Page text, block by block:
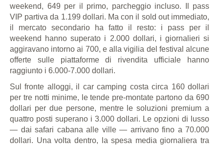
weekend, 649 per il primo, parcheggio incluso. Il pass
VIP partiva da 1.199 dollari. Ma con il sold out immediato,
il mercato secondario ha fatto il resto: i pass per il
weekend hanno superato i 2.000 dollari, i giornalieri si
aggiravano intorno ai 700, e alla vigilia del festival alcune
offerte sulle piattaforme di rivendita ufficiale hanno
raggiunto i 6.000-7.000 dollari.
Sul fronte alloggi, il car camping costa circa 160 dollari
per tre notti minime, le tende pre-montate partono da 690
dollari per due persone, mentre le soluzioni premium a
quattro posti superano i 3.000 dollari. Le opzioni di lusso
— dai safari cabana alle ville — arrivano fino a 70.000
dollari. Una volta dentro, la spesa media giornaliera tra